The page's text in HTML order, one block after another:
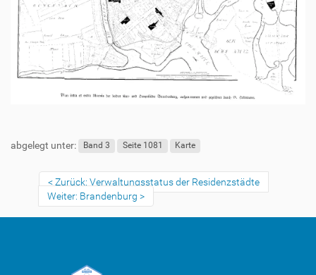
abgelegt unter: Band 3 Seite 1081 Karte
Zurück: Verwaltungsstatus der Residenzstädte
Weiter: Brandenburg